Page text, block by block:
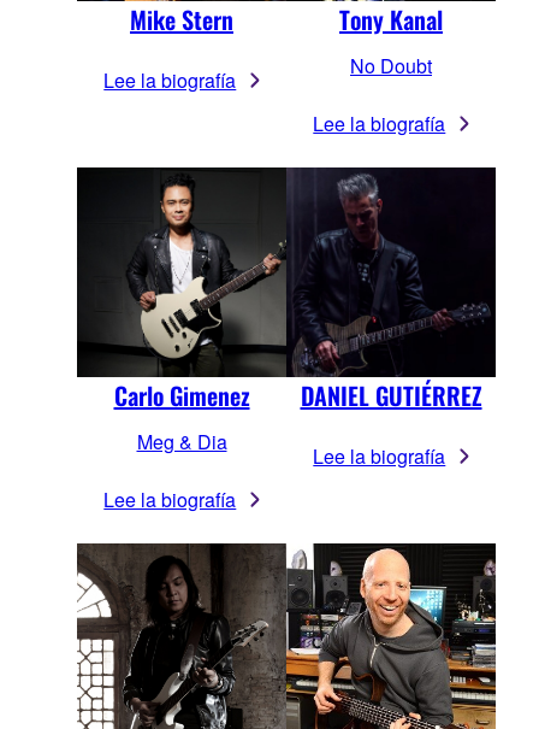
Mike Stern
Lee la biografía
Tony Kanal
No Doubt
Lee la biografía
Carlo Gimenez
Meg & Dia
Lee la biografía
DANIEL GUTIÉRREZ
Lee la biografía